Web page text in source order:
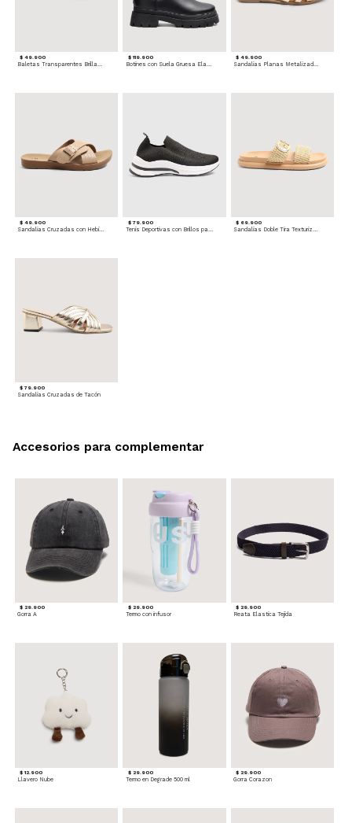
$ 49.900
Baletas Transparentes Brillantes
$ 119.900
Botines con Suela Gruesa Elastizada
$ 49.900
Sandalias Planas Metalizadas
$ 49.900
Sandalias Cruzadas con Hebilla
$ 79.900 $ 69.900
$ 79.900
Sandalias Cruzadas de Tacón
$ 29.900
Gorra A
$ 29.900
Termo con infusor
$ 29.900
Reata Elastica Tejida
$ 12.900
Llavero Nube
$ 29.900
Termo en Degrade 500 ml
$ 29.900
Gorra Corazon
Accesorios para complementar